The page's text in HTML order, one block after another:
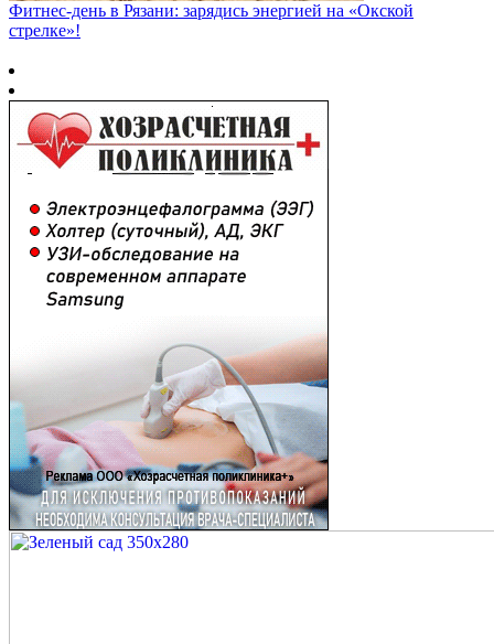
Фитнес‑день в Рязани: зарядись энергией на «Окской
стрелке»!